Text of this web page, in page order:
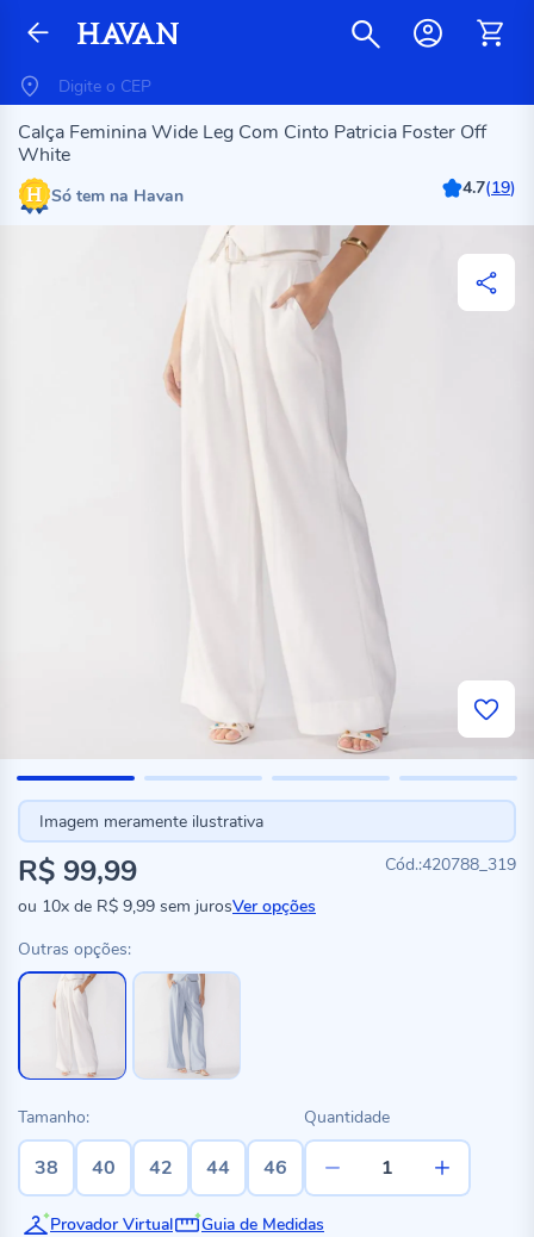
Calça Feminina Wide Leg Com Cinto Patricia Foster Off
White
Só tem na Havan 4.7(19)
Imagem meramente ilustrativa
420788_319
R$ 99,99
ou 10x de R$ 9,99 sem jurosVer opções
Outras opções:
Tamanho:
38 40 42 44 46
Quantidade
Provador Virtual Guia de Medidas